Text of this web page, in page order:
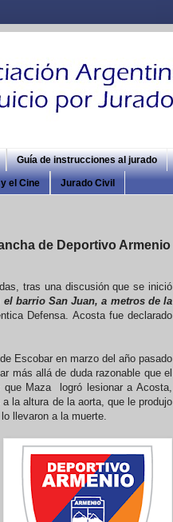
Guía de instrucciones al jurado
el Cine Jurado Civil
de Deportivo Armenio
tras una discusión que se inició
barrio San Juan, a metros de la
Defensa. Acosta fue declarado
Escobar en marzo del año pasado
más allá de duda razonable que el
Maza logró lesionar a Acosta,
la altura de la aorta, que le produjo
llevaron a la muerte.